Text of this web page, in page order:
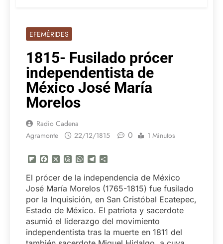
EFEMÉRIDES
1815- Fusilado prócer
independentista de
México José María
Morelos
Radio Cadena
Agramonte
22/12/1815 0 1 Minutos
Flipboard
FacebookThreadsWhatsApp
Telegram
El prócer de la independencia de México
José María Morelos (1765-1815) fue fusilado
por la Inquisición, en San Cristóbal Ecatepec,
Estado de México. El patriota y sacerdote
asumió el liderazgo del movimiento
independentista tras la muerte en 1811 del